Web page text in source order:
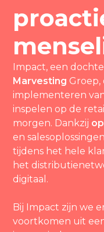
Impact, een
Marvesting
implementeren
inspelen op de
morgen. Dankzij
en
tijdens het hele
het
digitaal.
Bij Impact zijn we
voortkomen uit